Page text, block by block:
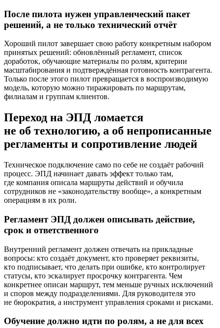
После пилота нужен управленческий пакет
решений, а не только технический отчёт
Хороший пилот завершает свою работу конкретным набором
принятых решений: обновлённый регламент, список
доработок, обучающие материалы по ролям, критерии
масштабирования и подтверждённая готовность контрагента.
Только после этого пилот превращается в воспроизводимую
модель, которую можно тиражировать по маршрутам,
филиалам и группам клиентов.
Переход на ЭПД ломается
не об техноло­гию, а об непрописан­ные
регламенты и сопротивле­ние людей
Техническое подключение само по себе не создаёт рабочий
процесс. ЭПД начинает давать эффект только там,
где компания описала маршруты действий и обучила
сотрудников не «законодательству вообще», а конкретным
операциям в их роли.
Регламент ЭПД должен описывать действие,
срок и ответственного
Внутренний регламент должен отвечать на прикладные
вопросы: кто создаёт документ, кто проверяет реквизиты,
кто подписывает, что делать при ошибке, кто контролирует
статусы, кто эскалирует просрочку контрагента. Чем
конкретнее описан маршрут, тем меньше ручных исключений
и споров между подразделениями. Для руководителя это
не бюрократия, а инструмент управления сроками и рисками.
Обучение должно идти по ролям, а не для всех